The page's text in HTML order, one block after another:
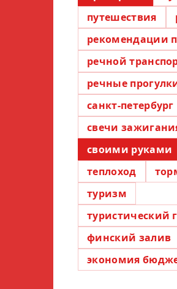
путешествия
рекомендации
речной
речные
санкт-петербург
свечи
своими руками
теплоход
туризм
туристический
финский залив
экономия